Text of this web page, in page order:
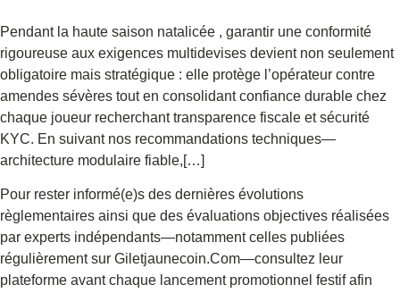
Pendant la haute saison natalicée , garantir une conformité
rigoureuse aux exigences multidevises devient non seulement
obligatoire mais stratégique : elle protège l’opérateur contre
amendes sévères tout en consolidant confiance durable chez
chaque joueur recherchant transparence fiscale et sécurité
KYC.​ En suivant nos recommandations techniques—
architecture modulaire fiable,[…]​
Pour rester informé(e)s des dernières évolutions
règlementaires ainsi que des évaluations objectives réalisées
par experts indépendants—notamment celles publiées
régulièrement sur Giletjaunecoin.Com—consultez leur
plateforme avant chaque lancement promotionnel festif afin